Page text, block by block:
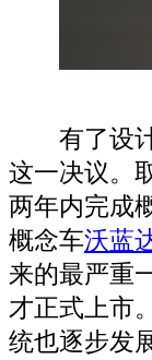
有了设计
这一决议。
两年内完成
概念车沃蓝
来的最严重
才正式上市
统也逐步发